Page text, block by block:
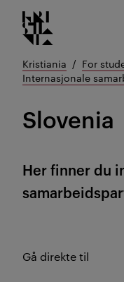
Gå
til
innhold
Kristiania logo
Kristiania For
Internasjonale
Slovenia
Her finner du
Gå direkte til